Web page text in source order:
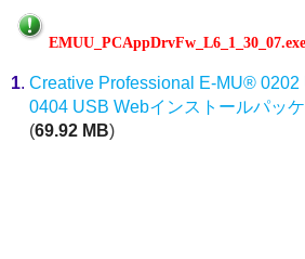
EMUU_PCAppDrvFw_L6_1_30_07.exe
1. Creative Professional E-MU® 0202
0404 USB Webインストールパッ
(69.92 MB)